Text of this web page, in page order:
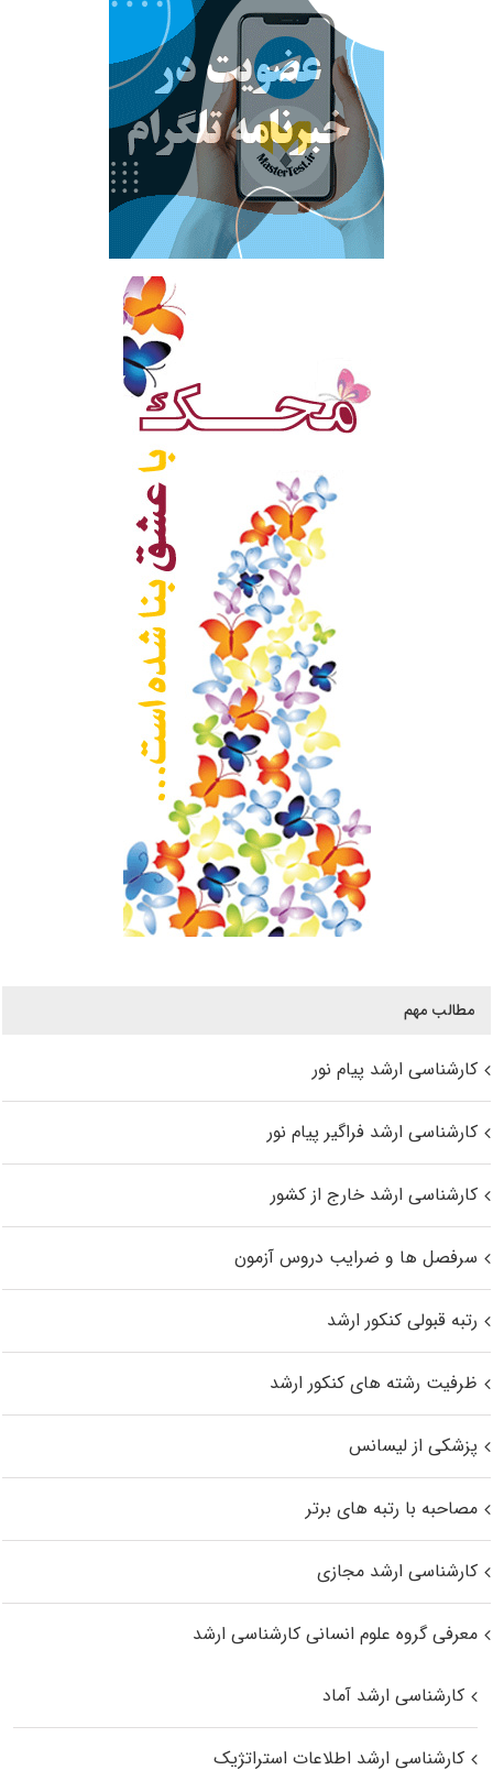
مطالب مهم
کارشناسی ارشد پیام نور
کارشناسی ارشد فراگیر پیام نور
کارشناسی ارشد خارج از کشور
سرفصل ها و ضرایب دروس آزمون
رتبه قبولی کنکور ارشد
ظرفیت رشته های کنکور ارشد
پزشکی از لیسانس
مصاحبه با رتبه های برتر
کارشناسی ارشد مجازی
معرفی گروه علوم انسانی کارشناسی ارشد
کارشناسی ارشد آماد
کارشناسی ارشد اطلاعات استراتژیک